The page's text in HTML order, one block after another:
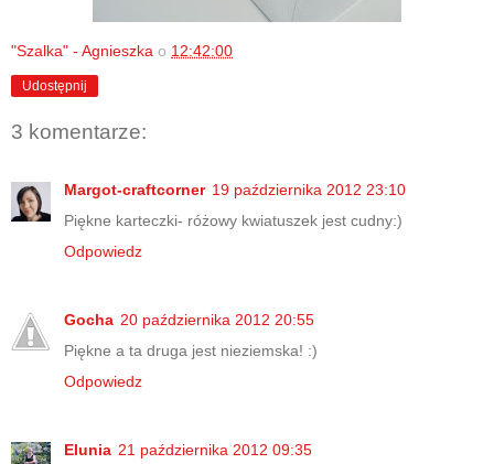
"Szalka" - Agnieszka o 12:42:00
Udostępnij
3 komentarze:
Margot-craftcorner 19 października 2012 23:10
Piękne karteczki- różowy kwiatuszek jest cudny:)
Odpowiedz
Gocha 20 października 2012 20:55
Piękne a ta druga jest nieziemska! :)
Odpowiedz
Elunia 21 października 2012 09:35